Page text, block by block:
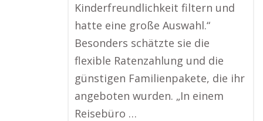
Kinderfreundlichkeit filtern und
hatte eine große Auswahl.“
Besonders schätzte sie die
flexible Ratenzahlung und die
günstigen Familienpakete, die ihr
angeboten wurden. „In einem
Reisebüro …